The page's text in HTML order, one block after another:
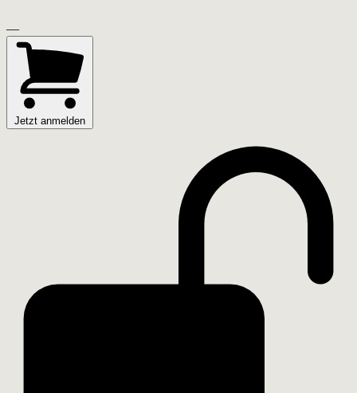
—
Jetzt anmelden